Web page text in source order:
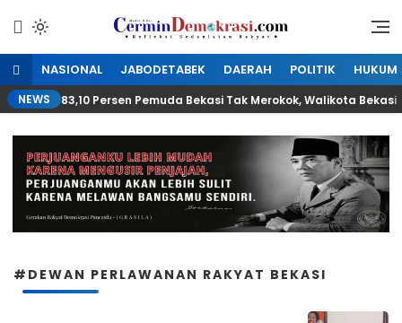
konten
CerminDemokrasi.com
Refleksi Kedaulatan Rakyat
NASIONAL JABODETABEK DAERAH POLITIK HUKUM
NEWS 83,10 Persen Pemuda Bekasi Tak Merokok, Walikota
#DEWAN PERLAWANAN RAKYAT BEKASI